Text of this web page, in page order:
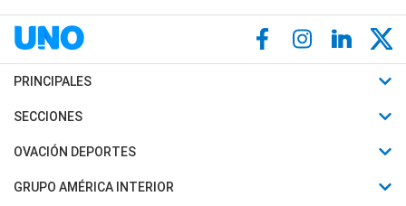
PRINCIPALES
Últimas Noticias
Política
SECCIONES
Horóscopo
Motores
OVACIÓN DEPORTES
Fútbol
GRUPO AMÉRICA INTERIOR